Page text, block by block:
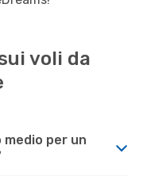
voli da
medio per un